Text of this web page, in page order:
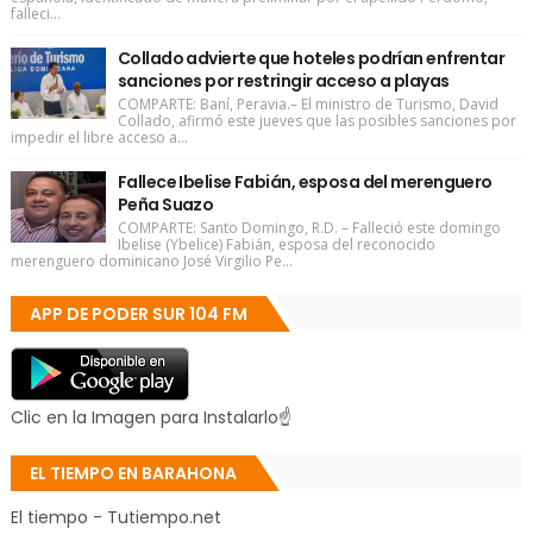
falleci...
Collado advierte que hoteles podrían enfrentar
sanciones por restringir acceso a playas
COMPARTE: Baní, Peravia.– El ministro de Turismo, David
Collado, afirmó este jueves que las posibles sanciones por
impedir el libre acceso a...
Fallece Ibelise Fabián, esposa del merenguero
Peña Suazo
COMPARTE: Santo Domingo, R.D. – Falleció este domingo
Ibelise (Ybelice) Fabián, esposa del reconocido
merenguero dominicano José Virgilio Pe...
APP DE PODER SUR 104 FM
Clic en la Imagen para Instalarlo☝
EL TIEMPO EN BARAHONA
El tiempo - Tutiempo.net